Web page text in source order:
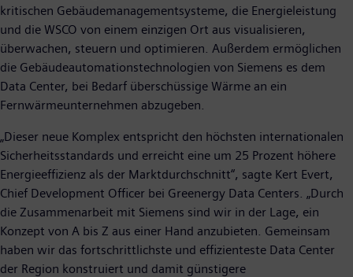
kritischen Gebäudemanagementsysteme, die Energieleistung
und die WSCO von einem einzigen Ort aus visualisieren,
überwachen, steuern und optimieren. Außerdem ermöglichen
die Gebäudeautomationstechnologien von Siemens es dem
Data Center, bei Bedarf überschüssige Wärme an ein
Fernwärmeunternehmen abzugeben.
„Dieser neue Komplex entspricht den höchsten internationalen
Sicherheitsstandards und erreicht eine um 25 Prozent höhere
Energieeffizienz als der Marktdurchschnitt“, sagte Kert Evert,
Chief Development Officer bei Greenergy Data Centers. „Durch
die Zusammenarbeit mit Siemens sind wir in der Lage, ein
Konzept von A bis Z aus einer Hand anzubieten. Gemeinsam
haben wir das fortschrittlichste und effizienteste Data Center
der Region konstruiert und damit günstigere